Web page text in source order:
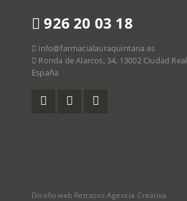
926 20 03 18
info@farmacialauraquintana.es
Ronda de Alarcos, 34, 13002 Ciudad Real
España
Diseño web Retrazos Agencia Creativa